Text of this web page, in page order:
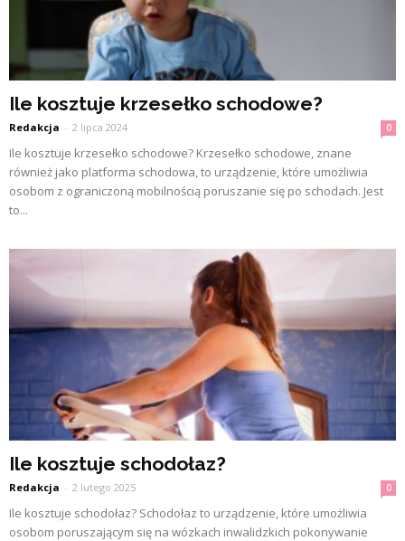
Ile kosztuje krzesełko schodowe?
Redakcja - 2 lipca 2024 0
Ile kosztuje krzesełko schodowe? Krzesełko schodowe, znane
również jako platforma schodowa, to urządzenie, które umożliwia
osobom z ograniczoną mobilnością poruszanie się po schodach. Jest
to...
Ile kosztuje schodołaz?
Redakcja - 2 lutego 2025 0
Ile kosztuje schodołaz? Schodołaz to urządzenie, które umożliwia
osobom poruszającym się na wózkach inwalidzkich pokonywanie